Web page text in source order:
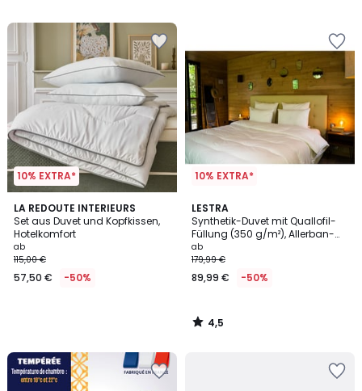
10% EXTRA*
LA REDOUTE INTERIEURS
Set aus Duvet und Kopfkissen,
Hotelkomfort
ab
115,00 €
57,50 € -50%
10% EXTRA*
LESTRA
Synthetik-Duvet mit Quallofil-
Füllung (350 g/m²), Allerban-
Ausrüstung
ab
179,99 €
89,99 € -50%
4,5
/ 5
4,5
/